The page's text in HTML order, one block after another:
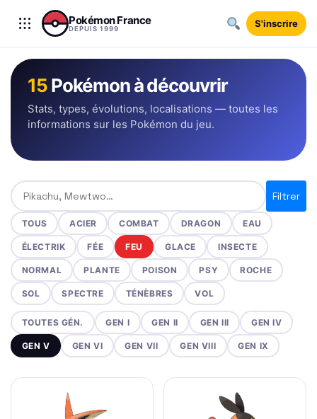
Aller au contenu
Pokémon France
DEPUIS 1999 S'inscrire
15Pokémon à découvrir
Stats, types, évolutions, localisations — toutes les
informations sur les Pokémon du jeu.
Rechercher un Pokémon
Filtrer
TOUS ACIER COMBAT DRAGON EAU
ÉLECTRIK FÉE FEU GLACE INSECTE
NORMAL PLANTE POISON PSY ROCHE
SOL SPECTRE TÉNÈBRES VOL
TOUTES GÉN. GEN I GEN II GEN III GEN IV
GEN V GEN VI GEN VII GEN VIII GEN IX